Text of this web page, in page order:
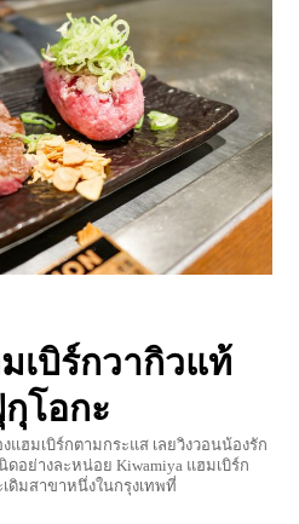
บิร์กวากิวแท้
โอกะ
แฮมเบิร์กตามกระแส เลยวิงวอนน้องรัก
ย่างละหน่อย Kiwamiya แฮมเบิร์ก